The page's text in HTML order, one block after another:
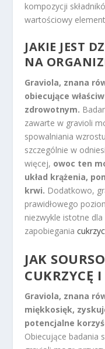
kompozycji
wartościowy
JAKIE JEST
NA
Graviola, znana
obiecujące
zdrowotnym.
zawarte w gravioli
spowalniania
szczególnie w
więcej, owoc ten
układ krążenia,
krwi. Dodatkowo,
prawidłowego
niezwykle istotne
zapobiegania
JAK
CUKRZYCĘ
Graviola, znana
miękkosięk,
potencjalne
Obiecujące badania